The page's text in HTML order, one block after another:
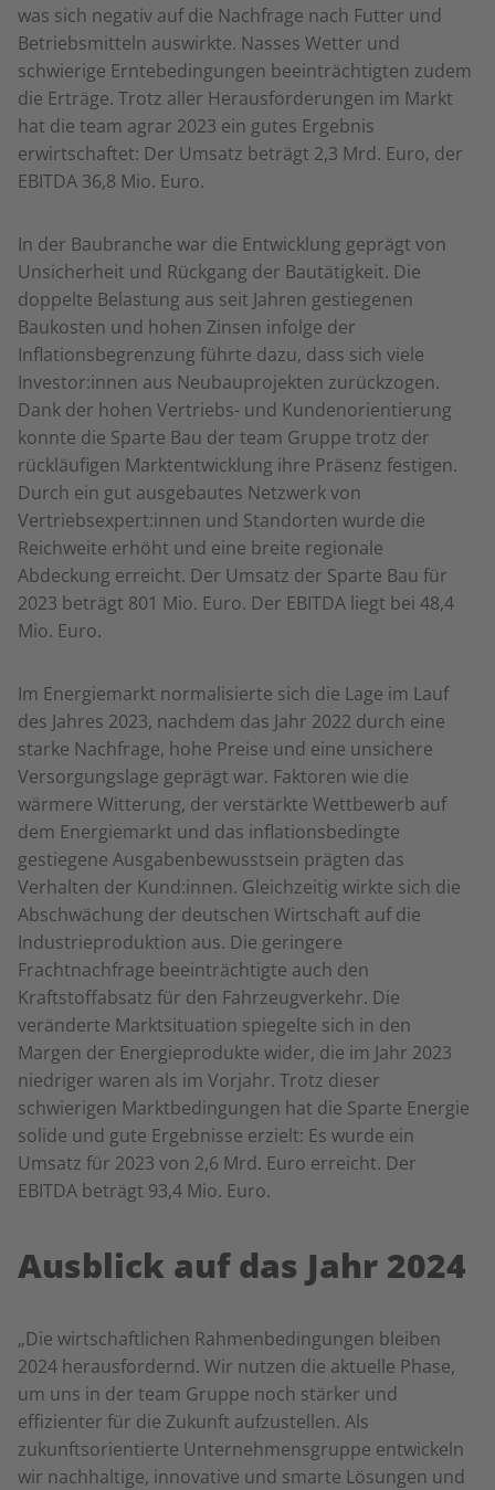
was sich negativ auf die Nachfrage nach Futter und
Betriebsmitteln auswirkte. Nasses Wetter und
schwierige Erntebedingungen beeinträchtigten zudem
die Erträge. Trotz aller Herausforderungen im Markt
hat die team agrar 2023 ein gutes Ergebnis
erwirtschaftet: Der Umsatz beträgt 2,3 Mrd. Euro, der
EBITDA 36,8 Mio. Euro.
In der Baubranche war die Entwicklung geprägt von
Unsicherheit und Rückgang der Bautätigkeit. Die
doppelte Belastung aus seit Jahren gestiegenen
Baukosten und hohen Zinsen infolge der
Inflationsbegrenzung führte dazu, dass sich viele
Investor:innen aus Neubauprojekten zurückzogen.
Dank der hohen Vertriebs- und Kundenorientierung
konnte die Sparte Bau der team Gruppe trotz der
rückläufigen Marktentwicklung ihre Präsenz festigen.
Durch ein gut ausgebautes Netzwerk von
Vertriebsexpert:innen und Standorten wurde die
Reichweite erhöht und eine breite regionale
Abdeckung erreicht. Der Umsatz der Sparte Bau für
2023 beträgt 801 Mio. Euro. Der EBITDA liegt bei 48,4
Mio. Euro.
Im Energiemarkt normalisierte sich die Lage im Lauf
des Jahres 2023, nachdem das Jahr 2022 durch eine
starke Nachfrage, hohe Preise und eine unsichere
Versorgungslage geprägt war. Faktoren wie die
wärmere Witterung, der verstärkte Wettbewerb auf
dem Energiemarkt und das inflationsbedingte
gestiegene Ausgabenbewusstsein prägten das
Verhalten der Kund:innen. Gleichzeitig wirkte sich die
Abschwächung der deutschen Wirtschaft auf die
Industrieproduktion aus. Die geringere
Frachtnachfrage beeinträchtigte auch den
Kraftstoffabsatz für den Fahrzeugverkehr. Die
veränderte Marktsituation spiegelte sich in den
Margen der Energieprodukte wider, die im Jahr 2023
niedriger waren als im Vorjahr. Trotz dieser
schwierigen Marktbedingungen hat die Sparte Energie
solide und gute Ergebnisse erzielt: Es wurde ein
Umsatz für 2023 von 2,6 Mrd. Euro erreicht. Der
EBITDA beträgt 93,4 Mio. Euro.
Ausblick auf das Jahr 2024
„Die wirtschaftlichen Rahmenbedingungen bleiben
2024 herausfordernd. Wir nutzen die aktuelle Phase,
um uns in der team Gruppe noch stärker und
effizienter für die Zukunft aufzustellen. Als
zukunftsorientierte Unternehmensgruppe entwickeln
wir nachhaltige, innovative und smarte Lösungen und